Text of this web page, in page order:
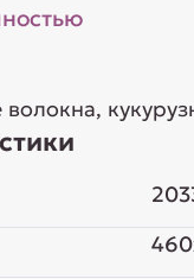
волокна,